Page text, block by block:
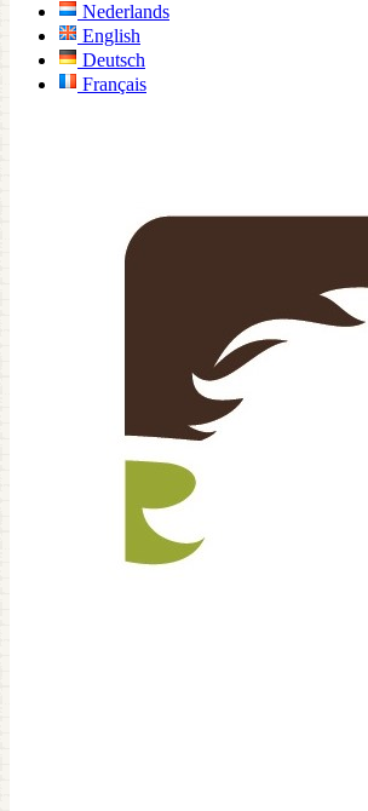
Nederlands
English
Deutsch
Français